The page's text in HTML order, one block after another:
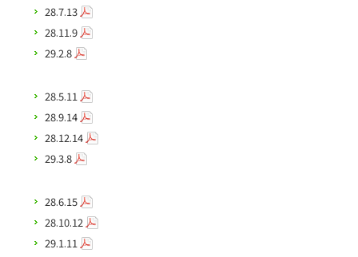
28.7.13
28.11.9
29.2.8
28.5.11
28.9.14
28.12.14
29.3.8
28.6.15
28.10.12
29.1.11